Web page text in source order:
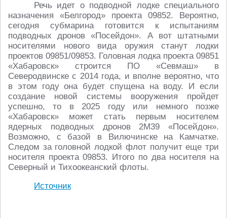
Речь идет о подводной лодке специального
назначения «Белгород» проекта 09852. Вероятно,
сегодня субмарина готовится к испытаниям
подводных дронов «Посейдон». А вот штатными
носителями нового вида оружия станут лодки
проектов 09851/09853. Головная лодка проекта 09851
«Хабаровск» строится ПО «Севмаш» в
Северодвинске с 2014 года, и вполне вероятно, что
в этом году она будет спущена на воду. И если
создание новой системы вооружения пройдет
успешно, то в 2025 году или немного позже
«Хабаровск» может стать первым носителем
ядерных подводных дронов 2М39 «Посейдон».
Возможно, с базой в Вилючинске на Камчатке.
Следом за головной лодкой флот получит еще три
носителя проекта 09853. Итого по два носителя на
Северный и Тихоокеанский флоты.
Источник